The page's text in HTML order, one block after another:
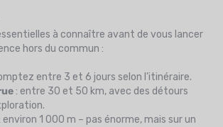
à connaître avant de vous lancer
hors du commun :
entre 3 et 6 jours selon l’itinéraire.
: entre 30 et 50 km, avec des détours
: environ 1 000 m – pas énorme, mais sur un